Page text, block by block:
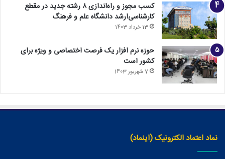
کسب مجوز و راه‌اندازی ۸ رشته جدید در مقطع
کارشناسی‌ارشد دانشگاه علم و فرهنگ
13 خرداد 1403
حوزه نرم افزار یک فرصت اختصاصی و ویژه برای
کشور است
7 شهریور 1403
نماد اعتماد الکترونیک (اینماد)